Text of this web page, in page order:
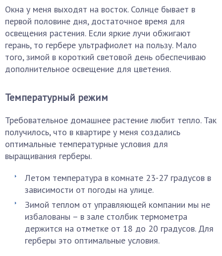
Окна у меня выходят на восток. Солнце бывает в
первой половине дня, достаточное время для
освещения растения. Если яркие лучи обжигают
герань, то гербере ультрафиолет на пользу. Мало
того, зимой в короткий световой день обеспечиваю
дополнительное освещение для цветения.
Температурный режим
Требовательное домашнее растение любит тепло. Так
получилось, что в квартире у меня создались
оптимальные температурные условия для
выращивания герберы.
Летом температура в комнате 23-27 градусов в
зависимости от погоды на улице.
Зимой теплом от управляющей компании мы не
избалованы – в зале столбик термометра
держится на отметке от 18 до 20 градусов. Для
герберы это оптимальные условия.